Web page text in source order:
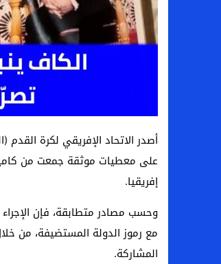
أصدر الاتحاد الإفريقي لكرة
على معطيات موثقة جمعت من
إفريقيا.
وحسب مصادر متطابقة، فإن الإجراء
مع رموز الدولة المستضيفة، من
المشاركة.